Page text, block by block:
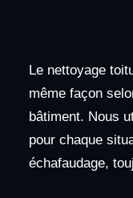
Le nettoyage
même façon
bâtiment. Nous
pour chaque
échafaudage,